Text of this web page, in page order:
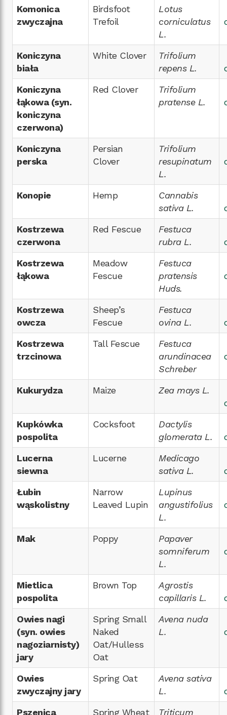
Komonica
zwyczajna
Birdsfoot
Trefoil
Lotus
corniculatus
L.
Koniczyna
biała
White Clover
Trifolium
repens L.
Koniczyna
łąkowa (syn.
koniczyna
czerwona)
Red Clover
Trifolium
pratense L.
Koniczyna
perska
Persian
Clover
Trifolium
resupinatum
L.
Konopie Hemp
Cannabis
sativa L.
Kostrzewa
czerwona
Red Fescue
Festuca
rubra L.
Kostrzewa
łąkowa
Meadow
Fescue
Festuca
pratensis
Huds.
Kostrzewa
owcza
Sheep’s
Fescue
Festuca
ovina L.
Kostrzewa
trzcinowa
Tall Fescue
Festuca
arundinacea
Schreber
Kukurydza Maize
Zea mays L.
Kupkówka
pospolita
Cocksfoot
Dactylis
glomerata L.
Lucerna
siewna
Lucerne
Medicago
sativa L.
Łubin
wąskolistny
Narrow
Leaved Lupin
Lupinus
angustifolius
L.
Mak Poppy
Papaver
somniferum
L.
Mietlica
pospolita
Brown Top
Agrostis
capillaris L.
Owies nagi
(syn. owies
nagoziarnisty)
jary
Spring Small
Naked
Oat/Hulless
Oat
Avena nuda
L.
Owies
zwyczajny jary
Spring Oat
Avena sativa
L.
Pszenica
Spring Wheat Triticum